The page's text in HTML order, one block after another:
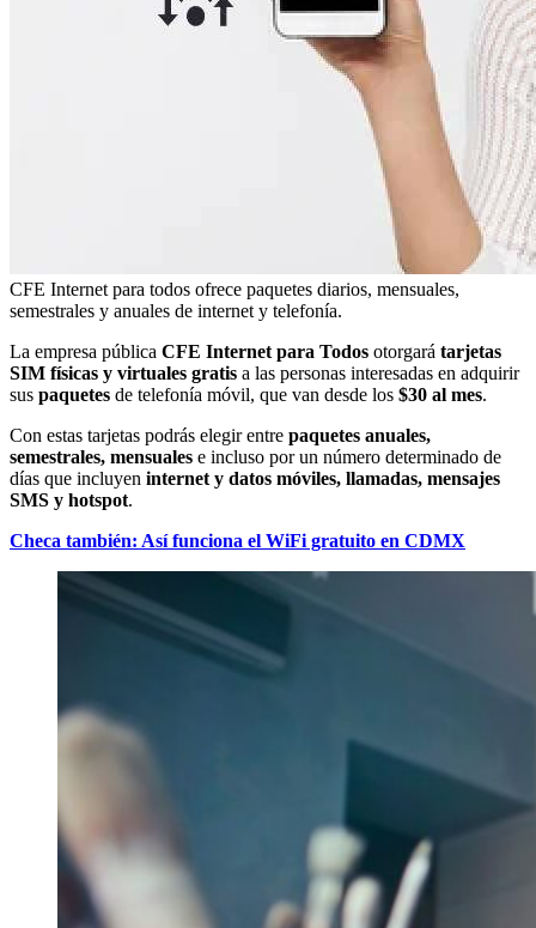
CFE Internet para todos ofrece paquetes diarios, mensuales,
semestrales y anuales de internet y telefonía.
La empresa pública CFE Internet para Todos otorgará tarjetas
SIM físicas y virtuales gratis a las personas interesadas en adquirir
sus paquetes de telefonía móvil, que van desde los $30 al mes.
Con estas tarjetas podrás elegir entre paquetes anuales,
semestrales, mensuales e incluso por un número determinado de
días que incluyen internet y datos móviles, llamadas, mensajes
SMS y hotspot.
Checa también: Así funciona el WiFi gratuito en CDMX